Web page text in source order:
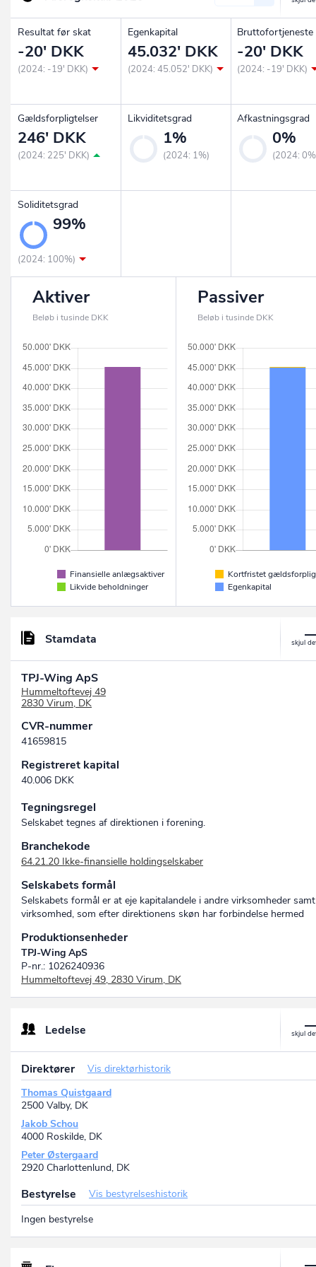
Resultat før skat
-20' DKK
(2024: -19' DKK)
Egenkapital
45.032' DKK
(2024: 45.052' DKK)
Bruttofortjeneste
-20' DKK
(2024: -19' DKK)
Gældsforpligtelser
246' DKK
(2024: 225' DKK)
Likviditetsgrad
1%
(2024: 1%)
Afkastningsgrad
0%
(2024:
Soliditetsgrad
99%
(2024: 100%)
Aktiver
Beløb i tusinde DKK
Finansielle anlægsaktiver
Likvide beholdninger
Passiver
Beløb i tusinde DKK
Kortfristet
Egenkapital
Stamdata
TPJ-Wing ApS
Hummeltoftevej 49
2830 Virum, DK
CVR-nummer
41659815
Registreret kapital
40.006 DKK
Tegningsregel
Selskabet tegnes af direktionen i forening.
Branchekode
64.21.20 Ikke-finansielle holdingselskaber
Selskabets formål
Selskabets formål er at eje kapitalandele i andre virksomheder
virksomhed, som efter direktionens skøn har forbindelse hermed
Produktionsenheder
TPJ-Wing ApS
P-nr.: 1026240936
Hummeltoftevej 49, 2830 Virum, DK
Ledelse
Direktører
Vis direktørhistorik
Thomas Quistgaard
2500 Valby, DK
Jakob Schou
4000 Roskilde, DK
Peter Østergaard
2920 Charlottenlund, DK
Bestyrelse
Vis bestyrelseshistorik
Ingen bestyrelse